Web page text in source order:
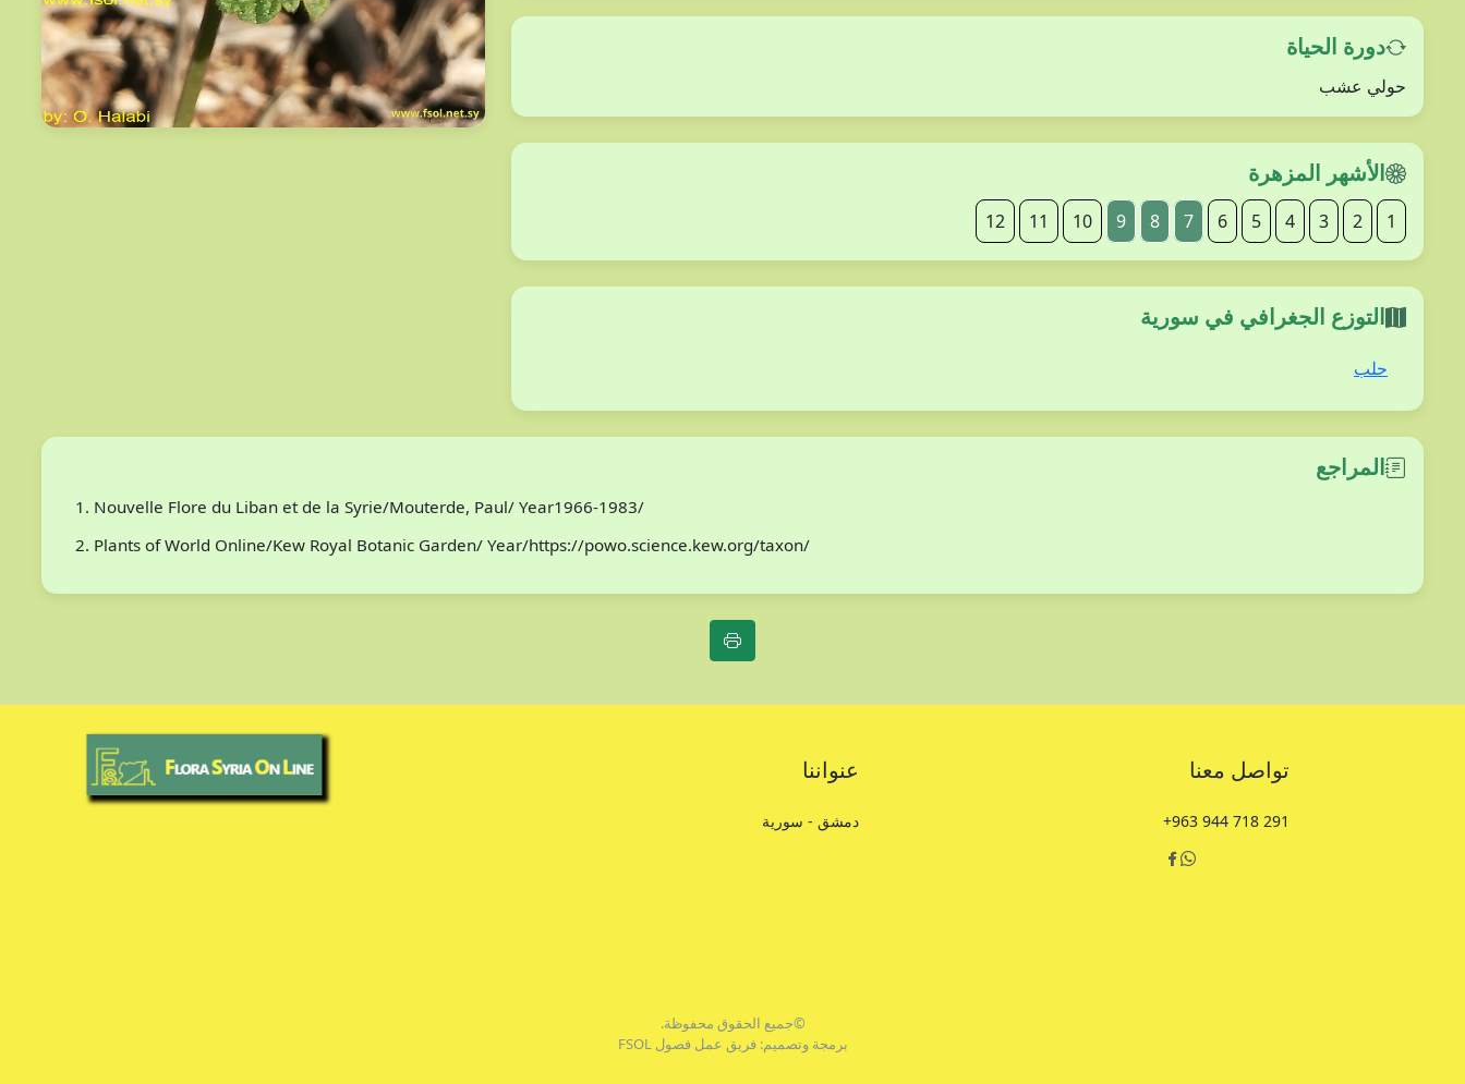
دورة الحياة
حولي عشب
الأشهر المزهرة
1
2
3
4
5
6
7
8
9
10
11
12
التوزع الجغرافي في سورية
حلب
المراجع
Nouvelle Flore du Liban et de la Syrie/Mouterde, Paul/ Year1966-1983/
Plants of World Online/Kew Royal Botanic Garden/ Year/https://powo.science.kew.org/taxon/
عنواننا
دمشق - سورية
تواصل معنا
+963 944 718 291
©جميع الحقوق محفوظة.
برمجة وتصميم: فريق عمل فصول FSOL